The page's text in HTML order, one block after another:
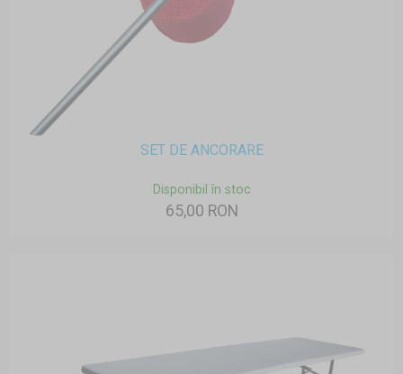
SET DE ANCORARE
Disponibil în stoc
65,00 RON